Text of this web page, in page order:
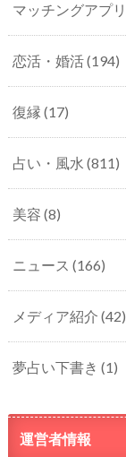
マッチングアプリ
恋活・婚活(194)
復縁 (17)
占い・風水 (811)
美容 (8)
ニュース (166)
メディア紹介 (42)
夢占い下書き (1)
運営者情報